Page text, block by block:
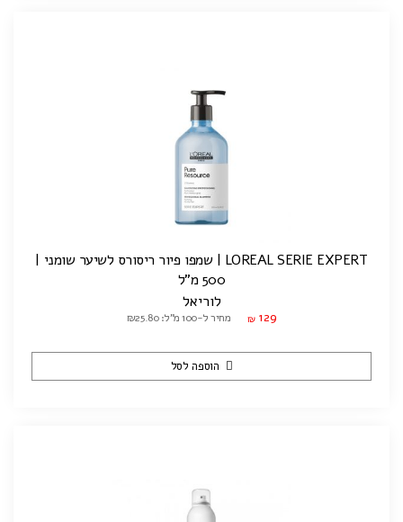
LOREAL SERIE EXPERT | שמפו פיור ריסורס לשיער שומני |
500 מ"ל
לוריאל
₪ 129 מחיר ל-100 מ"ל: ₪25.80
הוספה לסל